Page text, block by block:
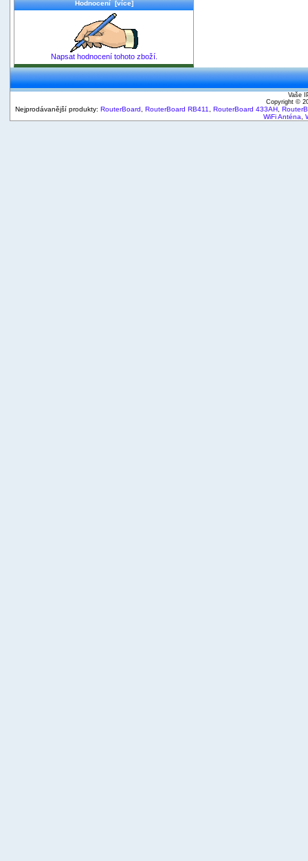
Hodnocení [více]
Napsat hodnocení tohoto zboží.
Vaše
Copyright ©
Nejprodávanější produkty: RouterBoard RouterBoard RB411 RouterBoard 433AH
WiFi Anténa